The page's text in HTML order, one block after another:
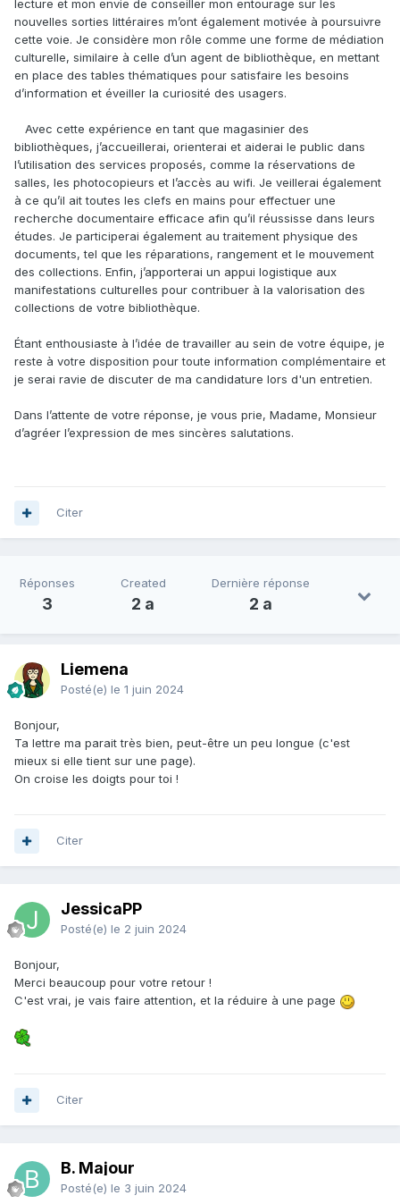
lecture et mon envie de conseiller mon entourage sur les
nouvelles sorties littéraires m’ont également motivée à poursuivre
cette voie. Je considère mon rôle comme une forme de médiation
culturelle, similaire à celle d’un agent de bibliothèque, en mettant
en place des tables thématiques pour satisfaire les besoins
d’information et éveiller la curiosité des usagers.
Avec cette expérience en tant que magasinier des
bibliothèques, j’accueillerai, orienterai et aiderai le public dans
l’utilisation des services proposés, comme la réservations de
salles, les photocopieurs et l’accès au wifi. Je veillerai également
à ce qu’il ait toutes les clefs en mains pour effectuer une
recherche documentaire efficace afin qu’il réussisse dans leurs
études. Je participerai également au traitement physique des
documents, tel que les réparations, rangement et le mouvement
des collections. Enfin, j’apporterai un appui logistique aux
manifestations culturelles pour contribuer à la valorisation des
collections de votre bibliothèque.
Étant enthousiaste à l’idée de travailler au sein de votre équipe, je
reste à votre disposition pour toute information complémentaire et
je serai ravie de discuter de ma candidature lors d'un entretien.
Dans l’attente de votre réponse, je vous prie, Madame, Monsieur
d’agréer l’expression de mes sincères salutations.
Citer
Réponses
3
Created
2 a
Dernière réponse
2 a
Liemena
Posté(e) le 1 juin 2024
Bonjour,
Ta lettre ma parait très bien, peut-être un peu longue (c'est
mieux si elle tient sur une page).
On croise les doigts pour toi !
Citer
JessicaPP
Posté(e) le 2 juin 2024
Bonjour,
Merci beaucoup pour votre retour !
C'est vrai, je vais faire attention, et la réduire à une page
Citer
B. Majour
Posté(e) le 3 juin 2024